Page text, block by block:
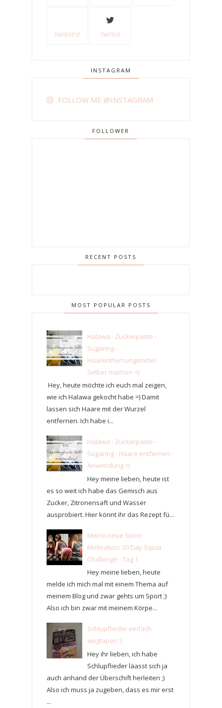
PINTEREST TWITTER
INSTAGRAM
FOLLOW ME @INSTAGRAM
FOLLOWER
RECENT POSTS
MOST POPULAR POSTS
Halawa - Zuckerpaste -
Sugaring -
Haarentfernungsmittel
Selber machen =)
Hey, heute möchte ich euch mal zeigen,
wie ich Halawa gekocht habe =) Damit
lassen sich Haare mit der Wurzel
entfernen. Ich habe i...
Halawa - Zuckerpaste -
Sugaring - Haare entfernen -
Anwendung =)
Hey meine lieben, heute ist
es so weit ich habe das Gemisch aus
Zucker, Zitronensaft und Wasser
ausprobiert. Hier könnt ihr das Rezept fü...
Meine neue Sport
Motivation: 30 Day Squat
Challenge - Tag 1
Hey meine lieben, heute
melde ich mich mal mit einem Thema auf
meinem Blog und zwar gehts um Sport ;)
Also ich bin zwar mit meinem Körpe...
Schlupflieder einfach
wegtapen :)
Hey ihr lieben, ich habe
Schlupflieder läasst sich ja
auch anhand der Überschift herleiten ;)
Also ich muss ja zugeben, dass es mir erst
...